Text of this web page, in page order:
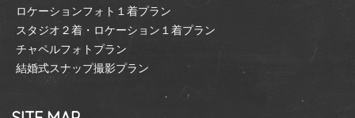
ロケーションフォト１着プラン
スタジオ２着・ロケーション１着プラン
チャペルフォトプラン
結婚式スナップ撮影プラン